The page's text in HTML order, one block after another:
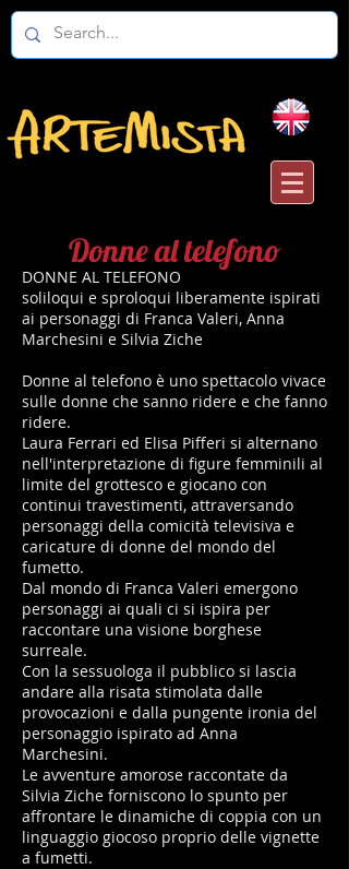
Donne al telefono
DONNE AL TELEFONO
soliloqui e sproloqui liberamente ispirati
ai personaggi di Franca Valeri, Anna
Marchesini e Silvia Ziche
Donne al telefono è uno spettacolo vivace
sulle donne che sanno ridere e che fanno
ridere.
Laura Ferrari ed Elisa Pifferi si alternano
nell'interpretazione di figure femminili al
limite del grottesco e giocano con
continui travestimenti, attraversando
personaggi della comicità televisiva e
caricature di donne del mondo del
fumetto.
Dal mondo di Franca Valeri emergono
personaggi ai quali ci si ispira per
raccontare una visione borghese
surreale.
Con la sessuologa il pubblico si lascia
andare alla risata stimolata dalle
provocazioni e dalla pungente ironia del
personaggio ispirato ad Anna
Marchesini.
Le avventure amorose raccontate da
Silvia Ziche forniscono lo spunto per
affrontare le dinamiche di coppia con un
linguaggio giocoso proprio delle vignette
a fumetti.